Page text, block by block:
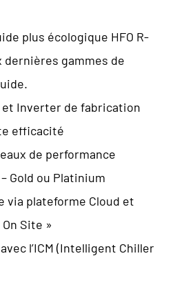
plus écologique HFO R-
dernières gammes de
et Inverter de fabrication
efficacité
de performance
Gold ou Platinium
via plateforme Cloud et
Site »
l’ICM (Intelligent Chiller